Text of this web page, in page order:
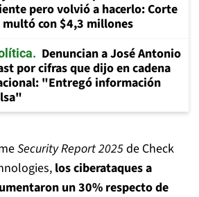
pero volvió a hacerlo: Corte
multó con $4,3 millones
Denuncian a José Antonio
por cifras que dijo en cadena
"Entregó información
Security Report 2025de Check
los ciberataques a
un 30% respecto de